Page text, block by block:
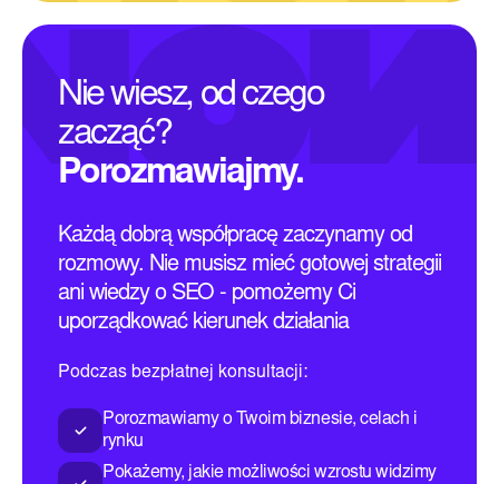
Nie wiesz, od czego
zacząć?
Porozmawiajmy.
Każdą dobrą współpracę zaczynamy od
rozmowy. Nie musisz mieć gotowej strategii
ani wiedzy o SEO - pomożemy Ci
uporządkować kierunek działania
Podczas bezpłatnej konsultacji:
Porozmawiamy o Twoim biznesie, celach i
rynku
Pokażemy, jakie możliwości wzrostu widzimy